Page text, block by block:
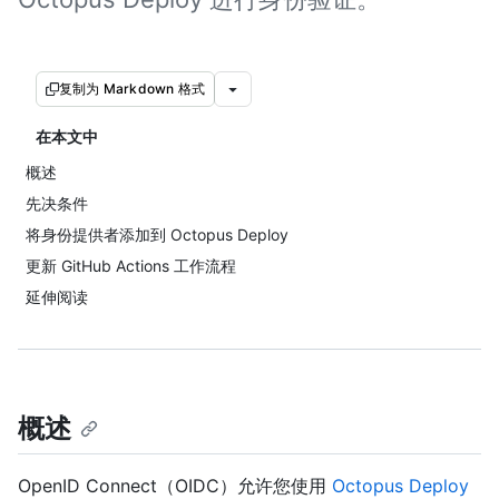
复制为 Markdown 格式
在本文中
概述
先决条件
将身份提供者添加到 Octopus Deploy
更新 GitHub Actions 工作流程
延伸阅读
概述
OpenID Connect（OIDC）允许您使用 Octopus Deploy